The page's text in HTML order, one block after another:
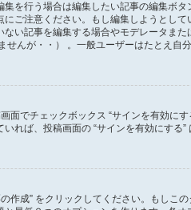
を行う場合は編集したい記事の編集ボタ
ご注意ください。もし編集しようとして
い記事を編集する場合やモデレータまた
んが・・） 。一般ユーザーはたとえ自
でチェックボックス “サインを有効にす
れば、投稿画面の “サインを有効にする”
作成” をクリックしてください。もしこ